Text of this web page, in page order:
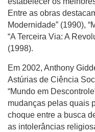
Entre as obras
Modernidade” (1990),
“A Terceira Via: A
(1998).
Em 2002, Anthony
Astúrias de Ciência
“Mundo em
mudanças pelas quais
choque entre a busca
as intolerâncias